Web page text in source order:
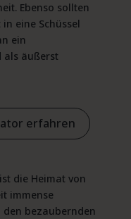
Ebenso sollten
eine Schüssel
ein
als äußerst
erfahren
die Heimat von
immense
bezaubernden